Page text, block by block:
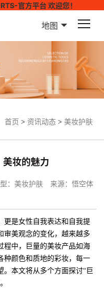
官方平台 欢迎您！
地图
首页 > 资讯动态> 美妆护肤
妆的魅力
：美妆护肤
来源：悟空体
更是女性自我表达和自我提
审美观念的变化，越来越多
程中，巨量的美妆产品如海
种颜色和质地的彩妆，每一
本文将从多个方面探讨“巨